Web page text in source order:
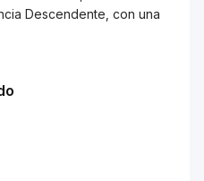
Descendente, con una